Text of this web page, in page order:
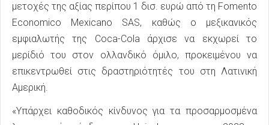
μετοχές της αξίας περίπου 1 δισ. ευρώ από τη Fomento
Economico Mexicano SAS, καθώς ο μεξικανικός
εμφιαλωτής της Coca-Cola άρχισε να εκχωρεί το
μερίδιό του στον ολλανδικό όμιλο, προκειμένου να
επικεντρωθεί στις δραστηριότητές του στη Λατινική
Αμερική.
«Υπάρχει καθοδικός κίνδυνος για τα προσαρμοσμένα